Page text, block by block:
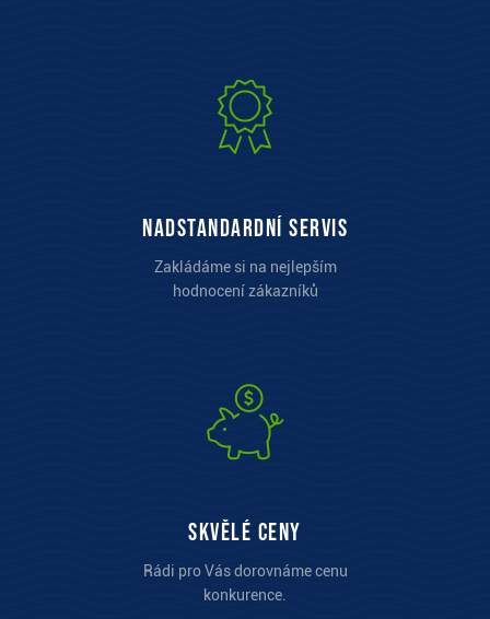
Nadstandardní servis
Zakládáme si na nejlepším
hodnocení zákazníků
Skvělé ceny
Rádi pro Vás dorovnáme cenu
konkurence.